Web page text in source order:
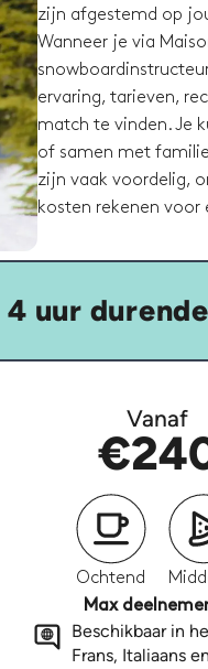
zijn afgestemd op
Wanneer je via
ervaring, tarieven,
match te vinden. Je
of samen met
zijn vaak voordelig,
kosten rekenen
4 uur
Vanaf
Ochtend
Max
Beschikbaar in
Frans, Italiaans